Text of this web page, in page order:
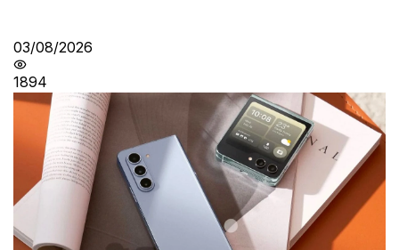
03/08/2026
1894